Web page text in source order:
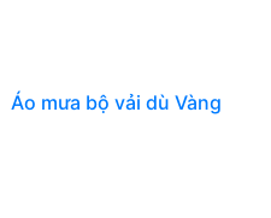
Áo mưa bộ vải dù Vàng